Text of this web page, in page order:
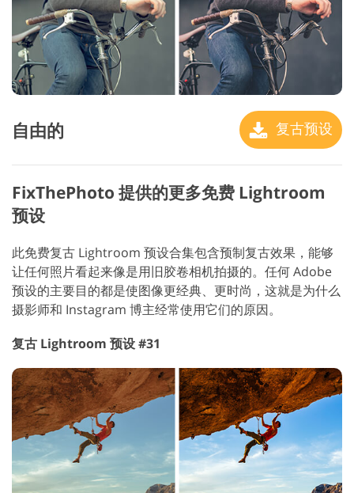
自由的 复古预设
FixThePhoto 提供的更多免费 Lightroom
预设
此免费复古 Lightroom 预设合集包含预制复古效果，能够
让任何照片看起来像是用旧胶卷相机拍摄的。任何 Adobe
预设的主要目的都是使图像更经典、更时尚，这就是为什么
摄影师和 Instagram 博主经常使用它们的原因。
复古 Lightroom 预设 #31